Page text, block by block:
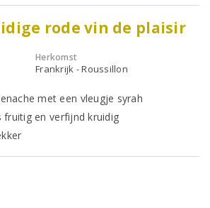
rode vin de plaisir
Herkomst
Frankrijk - Roussillon
met een vleugje syrah
fruitig en verfijnd kruidig